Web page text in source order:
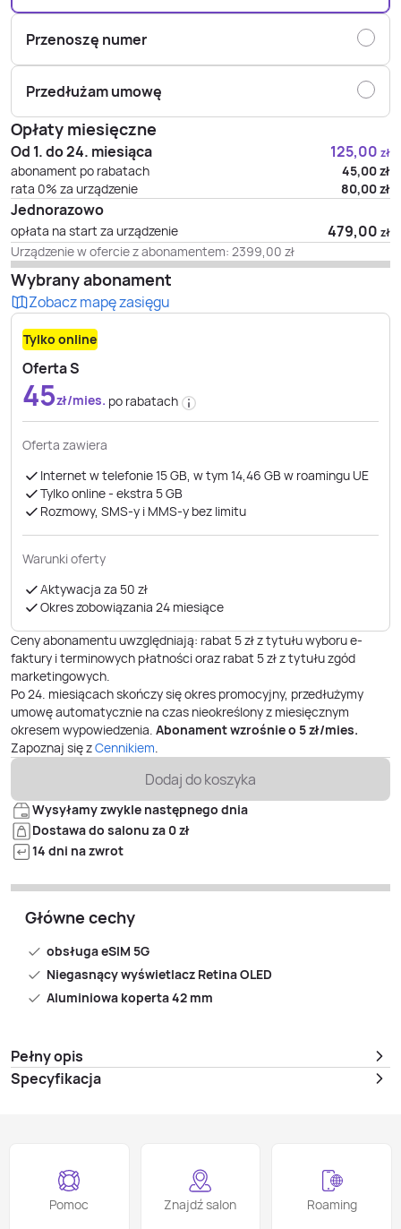
Przenoszę numer
Przedłużam umowę
Opłaty miesięczne
Od 1. do 24. miesiąca 125,00 zł
abonament po rabatach 45,00zł
rata 0% za urządzenie
80,00zł
Jednorazowo
opłata na start za urządzenie 479,00 zł
Urządzenie w ofercie z abonamentem: 2399,00 zł
Wybrany abonament
Zobacz mapę zasięgu
Tylko online
Oferta S
45zł/mies. po rabatach
Oferta zawiera
Internet w telefonie 15 GB, w tym 14,46 GB w roamingu UE
Tylko online - ekstra 5 GB
Rozmowy, SMS-y i MMS-y bez limitu
Warunki oferty
Aktywacja za 50 zł
Okres zobowiązania 24 miesiące
Ceny abonamentu uwzględniają: rabat 5 zł z tytułu wyboru e-
faktury i terminowych płatności oraz rabat 5 zł z tytułu zgód
marketingowych.
Po24. miesiącachskończy się okres promocyjny, przedłużymy
umowę automatycznie na czas nieokreślony z miesięcznym
okresem wypowiedzenia. Abonament wzrośnie o 5zł/mies.
Zapoznaj się zCennikiem.
Dodaj do koszyka
Wysyłamy zwykle następnego dnia
Dostawa do salonu za 0 zł
14 dni na zwrot
Główne cechy
obsługa eSIM 5G
Niegasnący wyświetlacz Retina OLED
Aluminiowa koperta 42 mm
Pełny opis
Specyfikacja
Pomoc Znajdź salon Roaming